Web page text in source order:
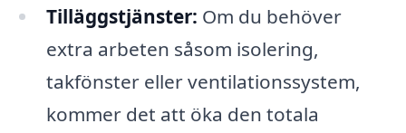
Tilläggstjänster: Om du behöver
extra arbeten såsom isolering,
takfönster eller ventilationssystem,
kommer det att öka den totala